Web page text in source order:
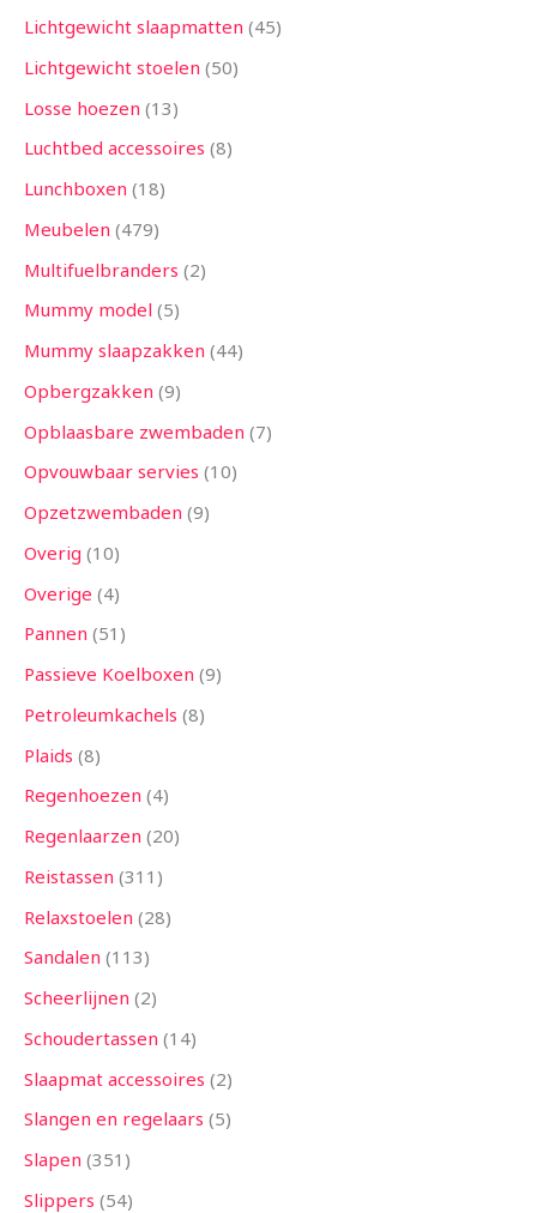
Lichtgewicht slaapmatten 45
Lichtgewicht stoelen 50
Losse hoezen 13
Luchtbed accessoires 8
Lunchboxen 18
Meubelen 479
Multifuelbranders 2
Mummy model 5
Mummy slaapzakken 44
Opbergzakken 9
Opblaasbare zwembaden 7
Opvouwbaar servies 10
Opzetzwembaden 9
Overig 10
Overige 4
Pannen 51
Passieve Koelboxen 9
Petroleumkachels 8
Plaids 8
Regenhoezen 4
Regenlaarzen 20
Reistassen 311
Relaxstoelen 28
Sandalen 113
Scheerlijnen 2
Schoudertassen 14
Slaapmat accessoires 2
Slangen en regelaars 5
Slapen 351
Slippers 54